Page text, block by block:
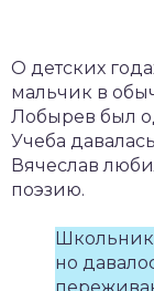
О детских
мальчик в
Лобырев был
Учеба
Вячеслав
поэзию.
Школьник
но